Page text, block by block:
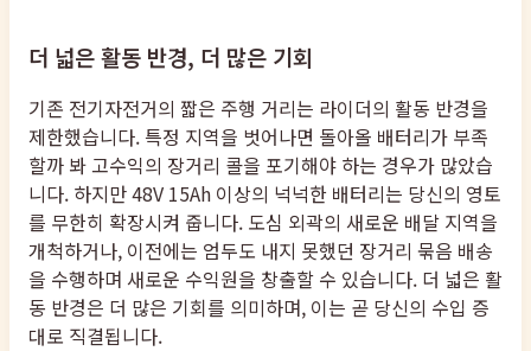
더 넓은 활동 반경, 더 많은 기회
기존 전기자전거의 짧은 주행 거리는 라이더의 활동 반경을
제한했습니다. 특정 지역을 벗어나면 돌아올 배터리가 부족
할까 봐 고수익의 장거리 콜을 포기해야 하는 경우가 많았습
니다. 하지만 48V 15Ah 이상의 넉넉한 배터리는 당신의 영토
를 무한히 확장시켜 줍니다. 도심 외곽의 새로운 배달 지역을
개척하거나, 이전에는 엄두도 내지 못했던 장거리 묶음 배송
을 수행하며 새로운 수익원을 창출할 수 있습니다. 더 넓은 활
동 반경은 더 많은 기회를 의미하며, 이는 곧 당신의 수입 증
대로 직결됩니다.